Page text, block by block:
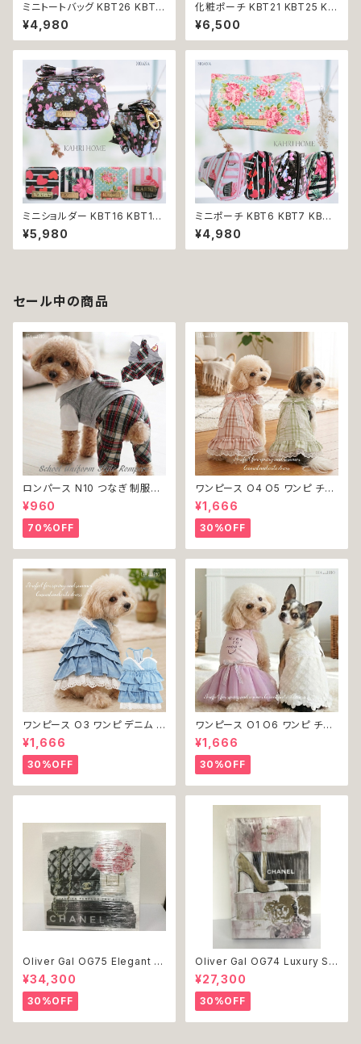
ミニトートバッグ KBT26 KBT2
8 KBT29 KBT30 KAHRI HO
ME カーリ・ホーム ミニバッグ
サブバッグ プチバッグ プレゼン
¥4,980
化粧ポーチ KBT21 KBT25 KA
HRI HOME カーリ・ホーム バニ
ティポーチ メイクポーチ 持ち手
つき プレゼント 贈り物 送料無
¥6,500
ミニショルダー KBT16 KBT17
KBT18 KBT19 KBT20 KAHRI
HOME カーリ・ホーム ポシェッ
ト 小物入れ ミニバッグ プレゼン
¥5,980
ミニポーチ KBT6 KBT7 KBT8
KBT9 KBT10 KAHRI HOME
カーリ・ホーム 小物入れ 化粧ポ
ーチ 三角ポーチ プレゼント 贈
¥4,980
セール中の商品
ロンパース N10 つなぎ 制服風
チェック柄 グレー 灰色 コスチュ
ーム コスプレ ドッグウェア dog
犬 猫 ペット 服 犬服 洋服 オシ
ャレ かわいい 小型犬 返品交換
不可
¥960
70%OFF
ワンピース O4 O5 ワンピ チェ
ック プリーツ レース 女の子 犬
犬服 小型 猫 服 洋服 ペット do
g ドッグウェア おしゃれ かわい
い 返品交換不可
¥1,666
30%OFF
ワンピース O3 ワンピ デニム プ
リーツ レース 女の子 犬 犬服
小型 猫 服 洋服 ペット dog ド
ッグウェア おしゃれ かわいい 返
品交換不可
¥1,666
30%OFF
ワンピース O1 O6 ワンピ チュ
ール レース 花 フラワー 女の子
犬 犬服 小型 猫 服 洋服 ペット
dog ドッグウェア おしゃれ かわ
いい 返品交換不可
¥1,666
30%OFF
Oliver Gal OG75 Elegant E
ssentials Paris 絵 アート イ
ンテリア お祝い 贈り物 プレゼ
ント 結婚 新築 開店 周年 バー
スデイ 誕生日 ご褒美
¥34,300
30%OFF
Oliver Gal OG74 Luxury St
acked Shoes Rose Giftbo
x 絵 アート インテリア お祝い
贈り物 プレゼント 結婚 新築 開
店 周年 バースデイ 誕生日 ご褒
美
¥27,300
30%OFF